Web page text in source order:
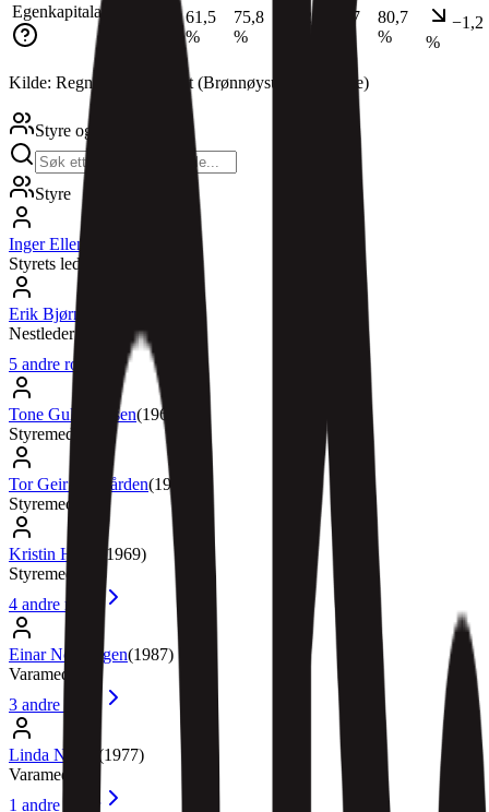
Egenkapitalandel
61,5
%
75,8
%
76,2
81,7
80,7
%
−1,2
%
Kilde: Regnskapsregisteret (Brønnøysundregistrene)
Styre og ledelse
Styre
Inger Ellen Ulsaker
Styrets leder
Erik Bjørnsveen
Nestleder
5 andre roller
Tone Gulbrandsen(1968
Styremedlem
Tor Geir Ødegården(1954
Styremedlem
Kristin Horni 1969)
Styremedlem
4 andre roller
Einar Nordengen(1987)
Varamedlem
3 andre roller
Linda Nilsen (1977)
Varamedlem
1 andre roller